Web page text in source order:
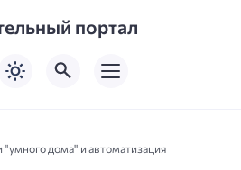
портал
"умного дома" и автоматизация